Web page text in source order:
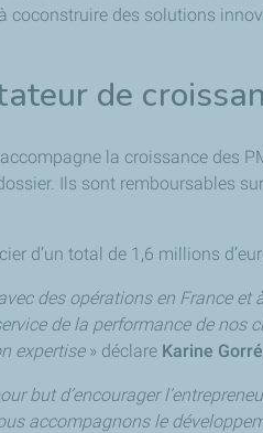
des solutions
de
la croissance des
Ils sont remboursables
d’un total de 1,6 millions
des opérations en France
de la performance de nos
expertise» déclare Karine
but d’encourager
accompagnons le